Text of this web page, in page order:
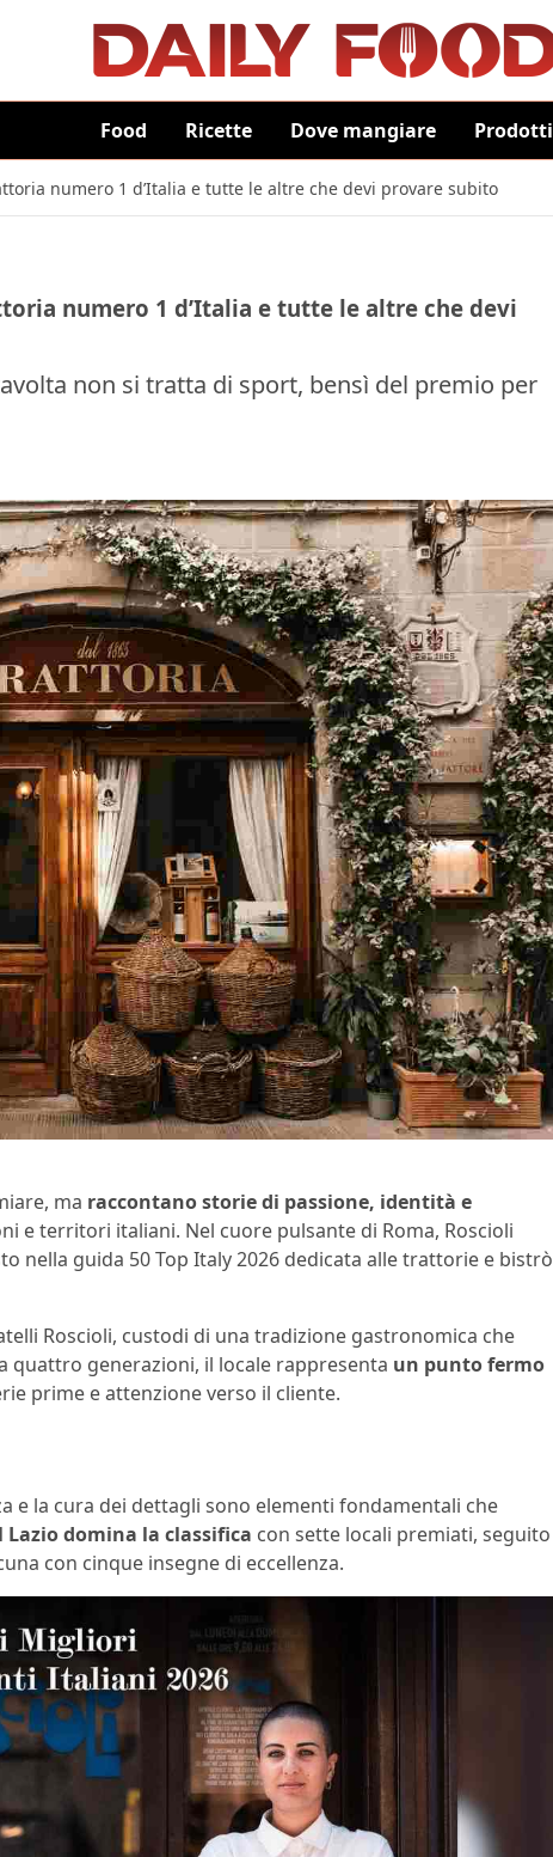
Food Ricette Dove mangiare Prodotti
numero 1 d’Italia e tutte le altre che devi provare subito
numero 1 d’Italia e tutte le altre che devi
non si tratta di sport, bensì del premio per
ma raccontano storie di passione, identità e
e territori italiani. Nel cuore pulsante di Roma, Roscioli
nella guida 50 Top Italy 2026 dedicata alle trattorie e bistrò
Roscioli, custodi di una tradizione gastronomica che
quattro generazioni, il locale rappresenta un punto fermo
prime e attenzione verso il cliente.
e la cura dei dettagli sono elementi fondamentali che
Lazio domina la classifica con sette locali premiati, seguito
con cinque insegne di eccellenza.